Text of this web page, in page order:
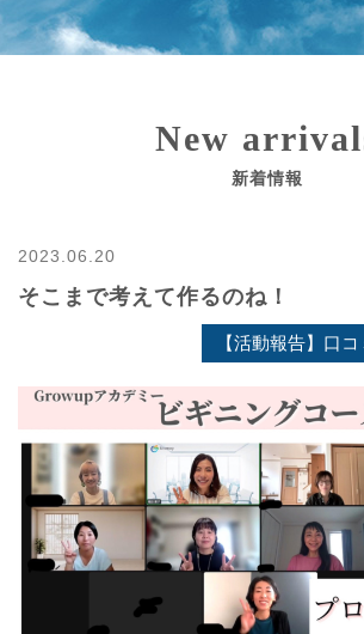
お問い合わせ
New
新着情報
2023.06.20
そこまで考えて作るのね！
【活動報告】口